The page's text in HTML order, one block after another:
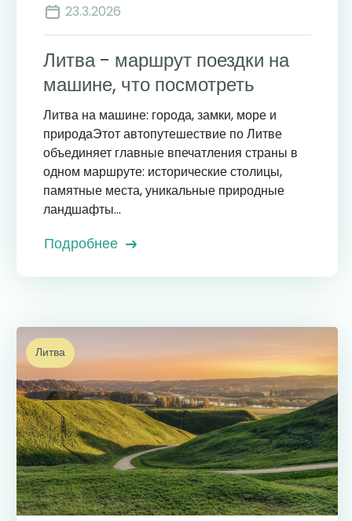
23.3.2026
Литва - маршрут поездки на
машине, что посмотреть
Литва на машине: города, замки, море и
природаЭтот автопутешествие по Литве
объединяет главные впечатления страны в
одном маршруте: исторические столицы,
памятные места, уникальные природные
ландшафты...
Подробнее
Литва